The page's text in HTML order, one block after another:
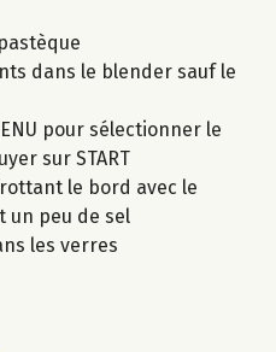
dans le blender sauf le
pour sélectionner le
sur START
le bord avec le
un peu de sel
les verres